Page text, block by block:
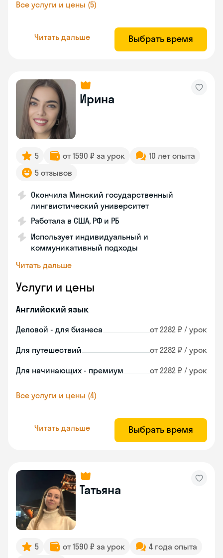
Все услуги и цены (5)
Читать дальше Выбрать время
Ирина
5 от 1590 ₽ за урок
10 лет опыта
5 отзывов
Окончила Минский государственный
лингвистический университет
Работала в США, РФ и РБ
Использует индивидуальный и
коммуникативный подходы
Читать дальше
Услуги и цены
Английский язык
Деловой - для бизнеса от 2282 ₽ / урок
Для путешествий от 2282 ₽ / урок
Для начинающих - премиум от 2282 ₽ / урок
Все услуги и цены (4)
Читать дальше Выбрать время
Татьяна
5 от 1590 ₽ за урок
4 года опыта